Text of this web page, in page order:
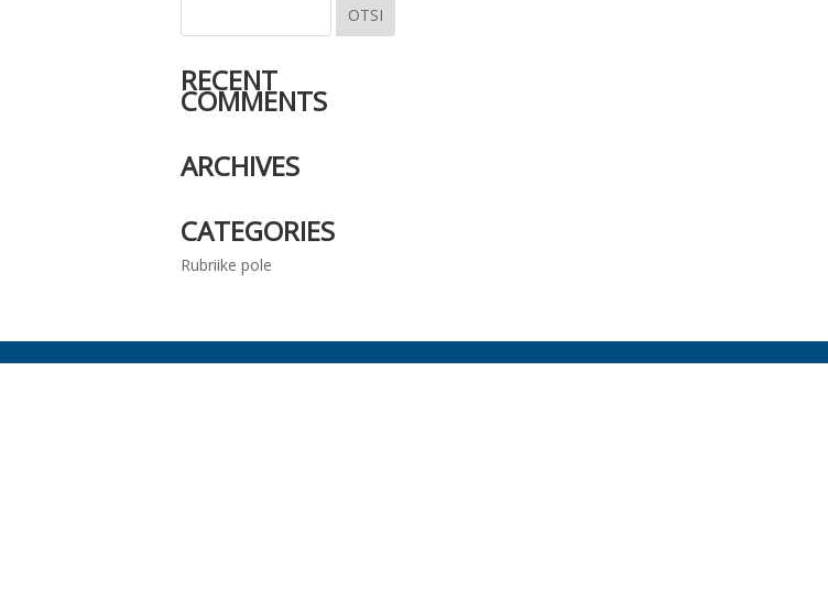
RECENT
COMMENTS
ARCHIVES
CATEGORIES
Rubriike pole